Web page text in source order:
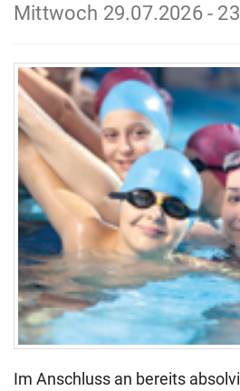
Mittwoch 29.07.2026 -
Im Anschluss an bereits